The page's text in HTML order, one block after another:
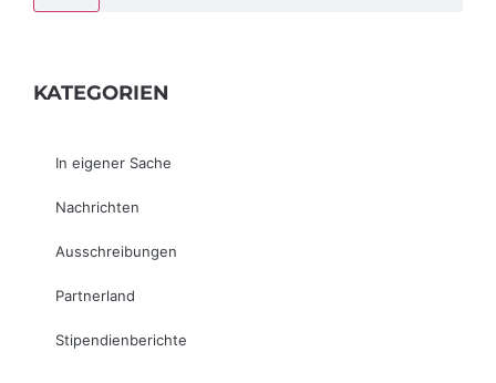
KATEGORIEN
In eigener Sache
Nachrichten
Ausschreibungen
Partnerland
Stipendienberichte